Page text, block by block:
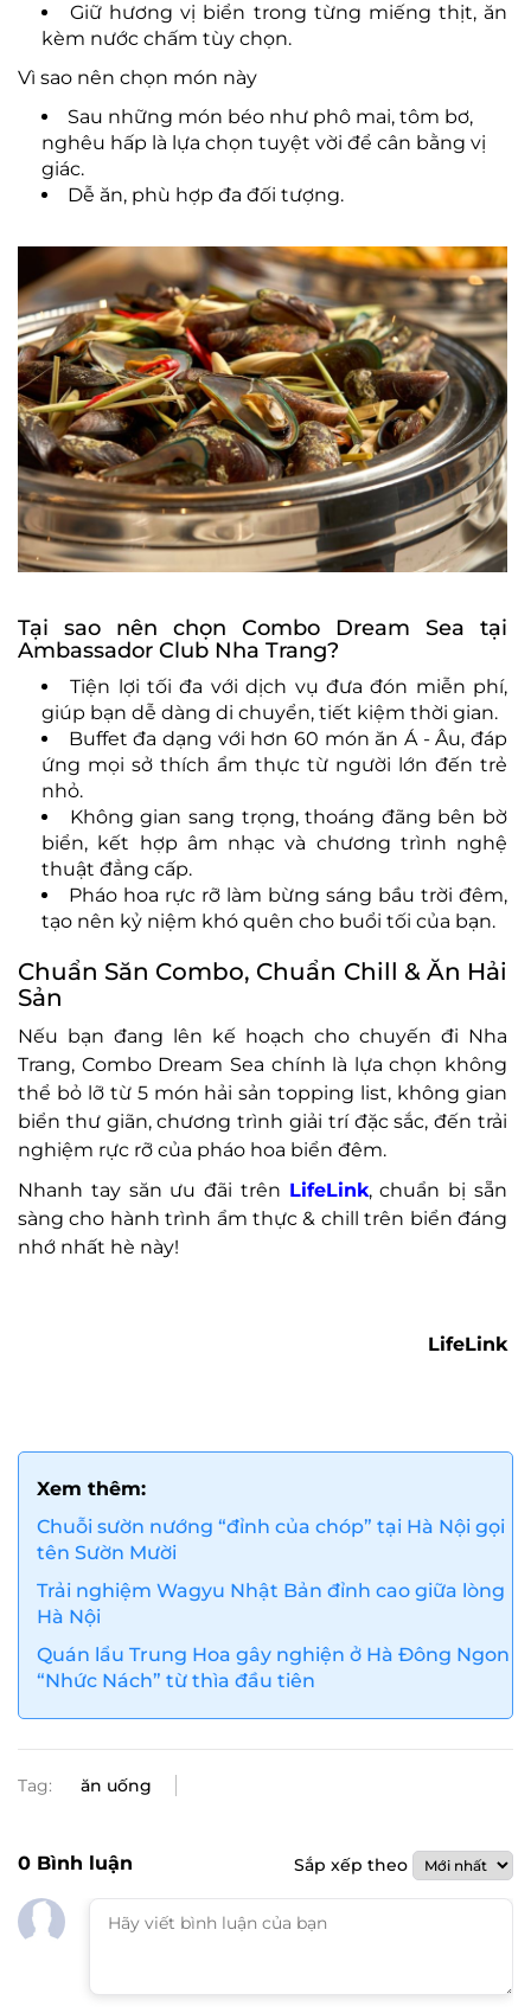
Giữ hương vị biển trong từng miếng thịt, ăn
kèm nước chấm tùy chọn.
Vì sao nên chọn món này
Sau những món béo như phô mai, tôm bơ,
nghêu hấp là lựa chọn tuyệt vời để cân bằng vị
giác.
Dễ ăn, phù hợp đa đối tượng.
Tại sao nên chọn Combo Dream Sea tại
Ambassador Club Nha Trang?
Tiện lợi tối đa với dịch vụ đưa đón miễn phí,
giúp bạn dễ dàng di chuyển, tiết kiệm thời gian.
Buffet đa dạng với hơn 60 món ăn Á - Âu, đáp
ứng mọi sở thích ẩm thực từ người lớn đến trẻ
nhỏ.
Không gian sang trọng, thoáng đãng bên bờ
biển, kết hợp âm nhạc và chương trình nghệ
thuật đẳng cấp.
Pháo hoa rực rỡ làm bừng sáng bầu trời đêm,
tạo nên kỷ niệm khó quên cho buổi tối của bạn.
Chuẩn Săn Combo, Chuẩn Chill & Ăn Hải
Sản
Nếu bạn đang lên kế hoạch cho chuyến đi Nha
Trang, Combo Dream Sea chính là lựa chọn không
thể bỏ lỡ từ 5 món hải sản topping list, không gian
biển thư giãn, chương trình giải trí đặc sắc, đến trải
nghiệm rực rỡ của pháo hoa biển đêm.
Nhanh tay săn ưu đãi trên LifeLink, chuẩn bị sẵn
sàng cho hành trình ẩm thực & chill trên biển đáng
nhớ nhất hè này!
LifeLink
Xem thêm:
Chuỗi sườn nướng “đỉnh của chóp” tại Hà Nội gọi
tên Sườn Mười
Trải nghiệm Wagyu Nhật Bản đỉnh cao giữa lòng
Hà Nội
Quán lẩu Trung Hoa gây nghiện ở Hà Đông Ngon
“Nhức Nách” từ thìa đầu tiên
Tag: ăn uống
0 Bình luận Sắp xếp theo